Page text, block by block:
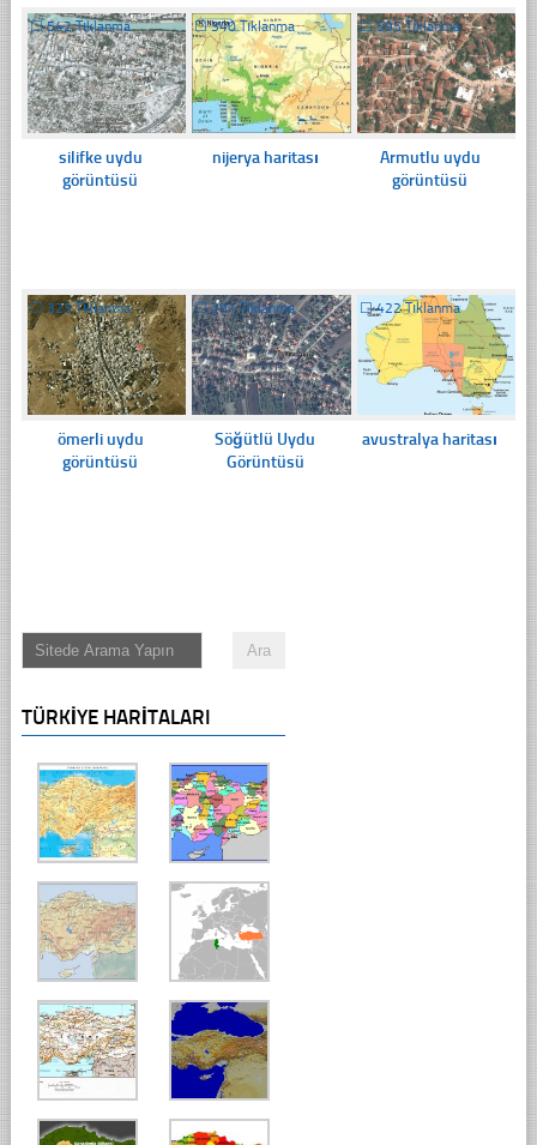
☐542 Tıklanma
silifke uydu
görüntüsü
☐340 Tıklanma
nijerya haritası
☐595 Tıklanma
Armutlu uydu
görüntüsü
☐323 Tıklanma
ömerli uydu
görüntüsü
☐291 Tıklanma
Söğütlü Uydu
Görüntüsü
☐422 Tıklanma
avustralya haritası
TÜRKIYE HARITALARI